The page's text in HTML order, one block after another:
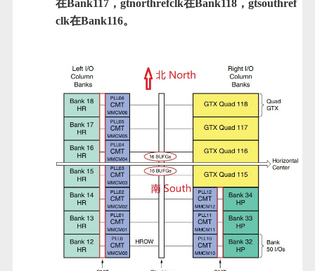
在Bank117，gtnorthrefclk在Bank118，gtsouthref
clk在Bank116。